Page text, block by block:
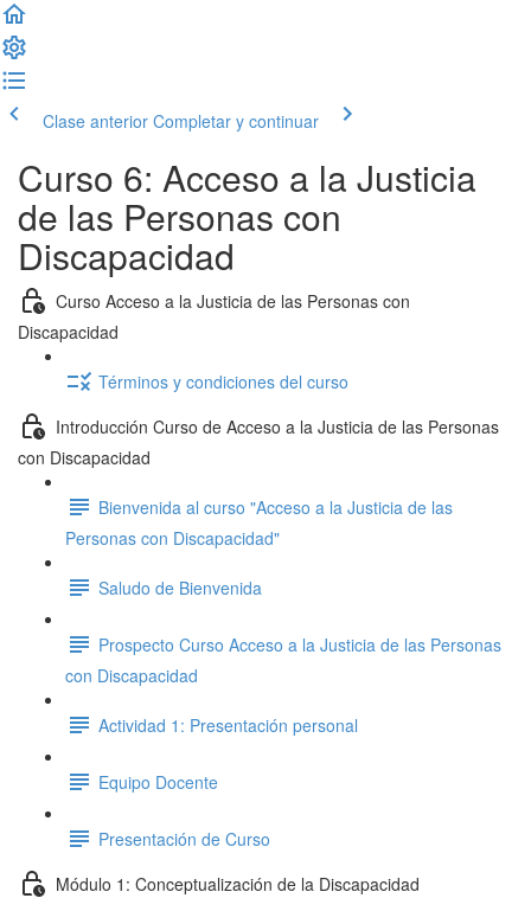
Clase anterior Completar y continuar
Curso 6: Acceso a la Justicia
de las Personas con
Discapacidad
Curso Acceso a la Justicia de las Personas con
Discapacidad
Términos y condiciones del curso
Introducción Curso de Acceso a la Justicia de las Personas
con Discapacidad
Bienvenida al curso "Acceso a la Justicia de las
Personas con Discapacidad"
Saludo de Bienvenida
Prospecto Curso Acceso a la Justicia de las Personas
con Discapacidad
Actividad 1: Presentación personal
Equipo Docente
Presentación de Curso
Módulo 1: Conceptualización de la Discapacidad